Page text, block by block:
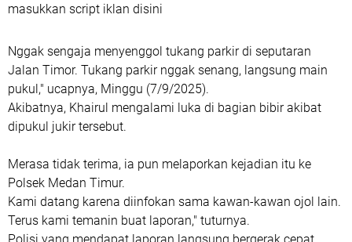
masukkan script iklan disini
Nggak sengaja menyenggol tukang parkir di seputaran
Jalan Timor. Tukang parkir nggak senang, langsung main
pukul," ucapnya, Minggu (7/9/2025).
Akibatnya, Khairul mengalami luka di bagian bibir akibat
dipukul jukir tersebut.
Merasa tidak terima, ia pun melaporkan kejadian itu ke
Polsek Medan Timur.
Kami datang karena diinfokan sama kawan-kawan ojol lain.
Terus kami temanin buat laporan," tuturnya.
Polisi yang mendapat laporan langsung bergerak cepat.